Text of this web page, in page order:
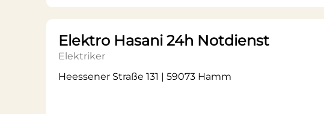
Elektro Hasani 24h Notdienst
Elektriker
Heessener Straße 131 | 59073 Hamm